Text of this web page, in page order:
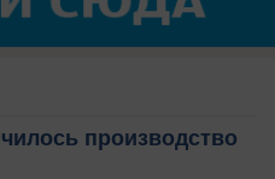
производство